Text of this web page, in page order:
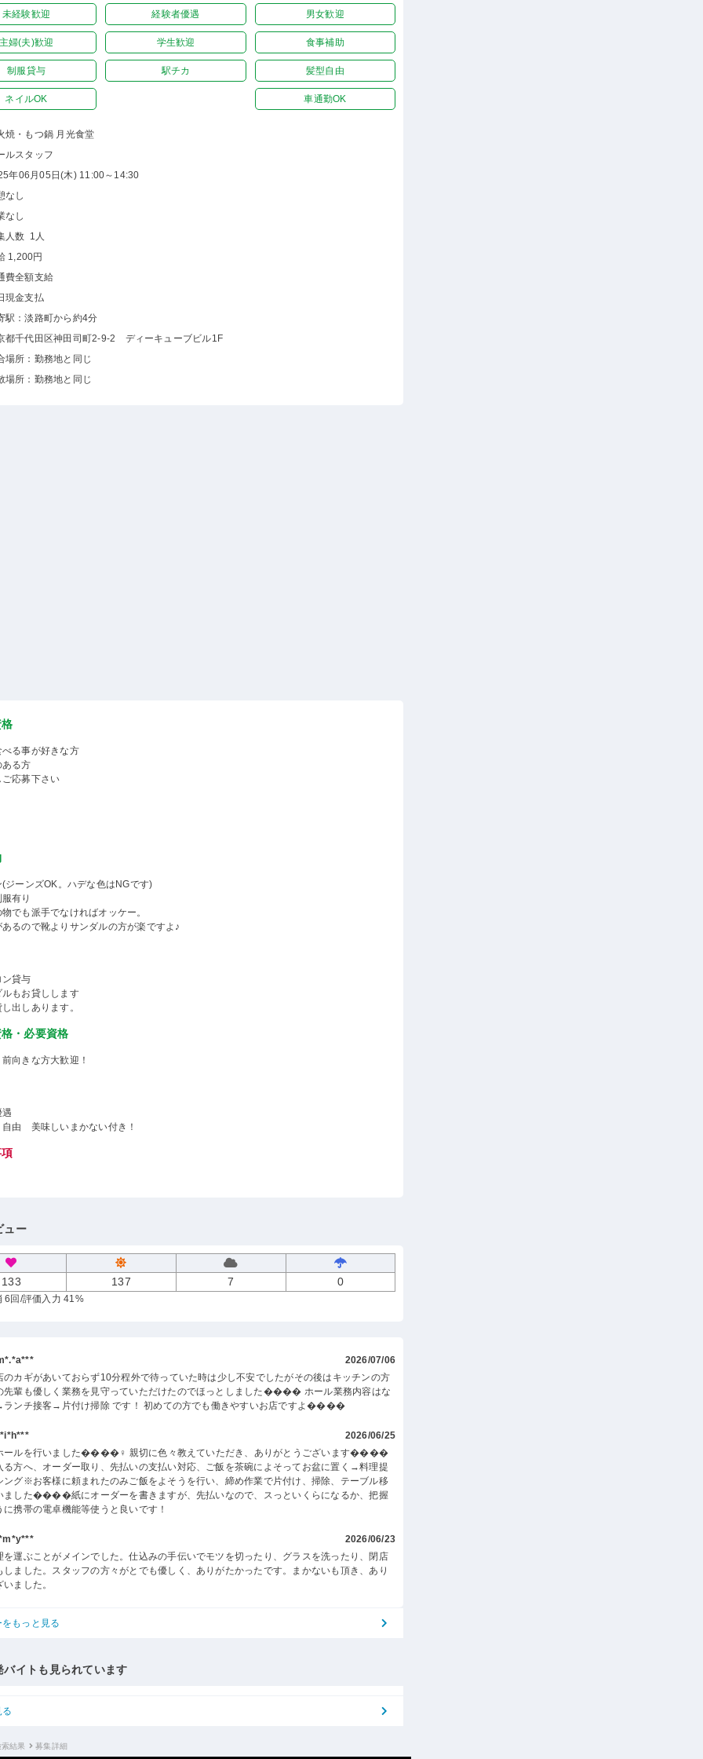
未経験歓迎 経験者優遇 男女歓迎
婦(夫)歓迎 学生歓迎 食事補助
制服貸与 駅チカ 髪型自由
ネイルOK 車通勤OK
焼・もつ鍋 月光食堂
ルスタッフ
年06月05日(木) 11:00～14:30
なし
なし
人数 1人
1,200円
費全額支給
現金支払
駅：淡路町から約4分
都千代田区神田司町2-9-2 ディーキューブビル1F
場所：勤務地と同じ
場所：勤務地と同じ
る事が好きな方
る方
応募下さい
ジーンズOK。ハデな色はNGです)
有り
でも派手でなければオッケー。
るので靴よりサンダルの方が楽ですよ♪
貸与
もお貸しします
出しあります。
・必要資格
向きな方大歓迎！
自由 美味しいまかない付き！
ュー
133 137 7 0
6回 /評価入力 41%
2026/07/06
のカギがあいておらず10分程外で待っていた時は少し不安でしたがその後はキッチンの方
先輩も優しく業務を見守っていただけたのでほっとしました���� ホール業務内容はな
ランチ接客→片付け掃除 です！ 初めての方でも働きやすいお店ですよ����
2026/06/25
ールを行いました����‍♀️ 親切に色々教えていただき、ありがとうございます����
る方へ、オーダー取り、先払いの支払い対応、ご飯を茶碗によそってお盆に置く→料理提
グ※お客様に頼まれたのみご飯をよそうを行い、締め作業で片付け、掃除、テーブル移
ました����紙にオーダーを書きますが、先払いなので、スっといくらになるか、把握
に携帯の電卓機能等使うと良いです！
2026/06/23
を運ぶことがメインでした。仕込みの手伝いでモツを切ったり、グラスを洗ったり、閉店
しました。スタッフの方々がとでも優しく、ありがたかったです。まかないも頂き、あり
ました。
もっと見る
バイトも見られています
索結果 募集詳細